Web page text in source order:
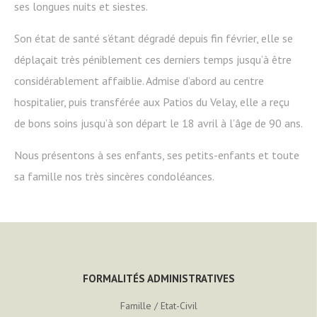
ses longues nuits et siestes.
Son état de santé s’étant dégradé depuis fin février, elle se
déplaçait très péniblement ces derniers temps jusqu’à être
considérablement affaiblie. Admise d’abord au centre
hospitalier, puis transférée aux Patios du Velay, elle a reçu
de bons soins jusqu’à son départ le 18 avril à l’âge de 90 ans.
Nous présentons à ses enfants, ses petits-enfants et toute
sa famille nos très sincères condoléances.
FORMALITÉS ADMINISTRATIVES
Famille / Etat-Civil